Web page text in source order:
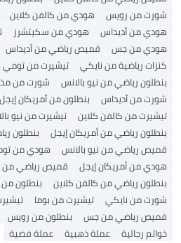
شورت من رويس
هودي من كالفن كلاين
هودي من أديداس
هودي من سكيتشرز
هودي من جس
قميص رياضي من أديداس
كنزات رياضية من نايكي
تيشيرت من تومي
بنطلون رياضي من نيو بالانس
شورت من
شورت من أديداس
بنطلون من أمريكان إيجل
تيشيرت من كالفن كلاين
تيشيرت من نيو
بنطلون رياضي من أمريكان إيجل
بنطلون
قميص رياضي من نيو بالانس
هودي من
هودي من أمريكان إيجل
قميص رياضي من
بنطلون رياضي من كالفن كلاين
بنطلون من
شورت من نايكي
تيشيرت من بوما
قميص رياضي من جس
بنطلون من رويس
خواتم رجالية
عملة ذهبية عملة فضية